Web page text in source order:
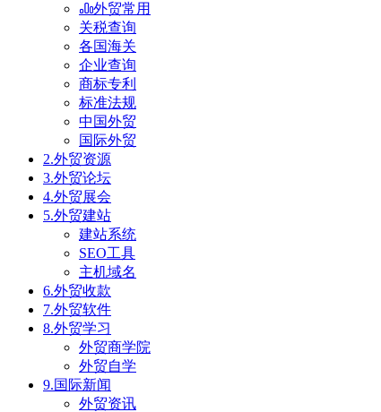
外贸常用
关税查询
各国海关
企业查询
商标专利
标准法规
中国外贸
国际外贸
2.外贸资源
3.外贸论坛
4.外贸展会
5.外贸建站
建站系统
SEO工具
主机域名
6.外贸收款
7.外贸软件
8.外贸学习
外贸商学院
外贸自学
9.国际新闻
外贸资讯